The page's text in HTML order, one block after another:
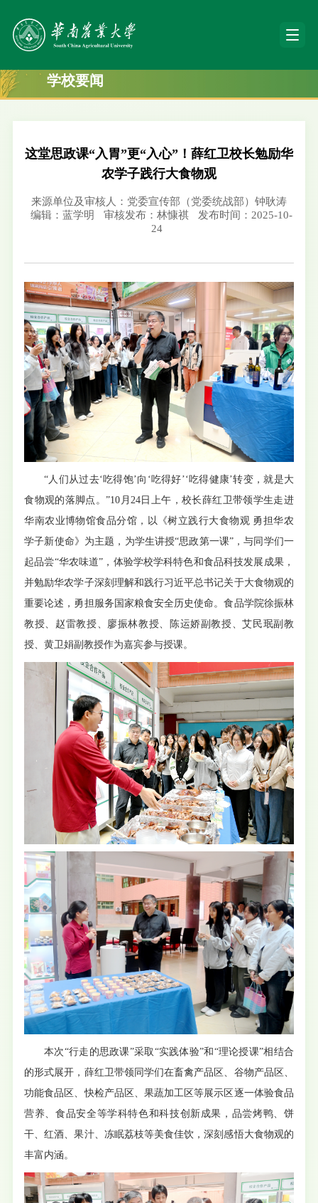
学校要闻
这堂思政课“入胃”更“入心”！薛红卫校长勉励华
农学子践行大食物观
来源单位及审核人：党委宣传部（党委统战部）钟耿涛
编辑：蓝学明
审核发布：林慷祺
发布时间：2025-10-
24
“人们从过去‘吃得饱’向‘吃得好’‘吃得健康’转变，就是大
食物观的落脚点。”10月24日上午，校长薛红卫带领学生走进
华南农业博物馆食品分馆，以《树立践行大食物观 勇担华农
学子新使命》为主题，为学生讲授“思政第一课”，与同学们一
起品尝“华农味道”，体验学校学科特色和食品科技发展成果，
并勉励华农学子深刻理解和践行习近平总书记关于大食物观的
重要论述，勇担服务国家粮食安全历史使命。食品学院徐振林
教授、赵雷教授、廖振林教授、陈运娇副教授、艾民珉副教
授、黄卫娟副教授作为嘉宾参与授课。
本次“行走的思政课”采取“实践体验”和“理论授课”相结合
的形式展开，薛红卫带领同学们在畜禽产品区、谷物产品区、
功能食品区、快检产品区、果蔬加工区等展示区逐一体验食品
营养、食品安全等学科特色和科技创新成果，品尝烤鸭、饼
干、红酒、果汁、冻眠荔枝等美食佳饮，深刻感悟大食物观的
丰富内涵。